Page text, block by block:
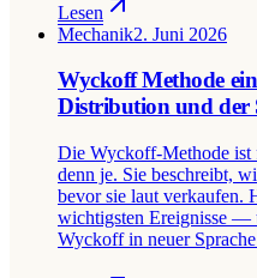
Lesen
Mechanik2. Juni 2026
Wyckoff Methode
Distribution und der
Die Wyckoff-Methode ist
denn je. Sie beschreibt,
bevor sie laut verkaufen.
wichtigsten Ereignisse —
Wyckoff in neuer